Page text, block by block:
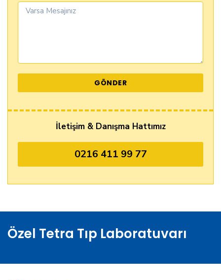
İletişim & Danışma Hattımız
0216 411 99 77
Özel Tetra Tıp Laboratuvarı